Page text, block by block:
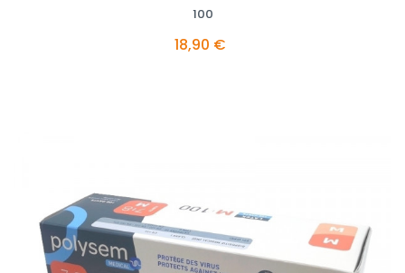
100
18,90 €